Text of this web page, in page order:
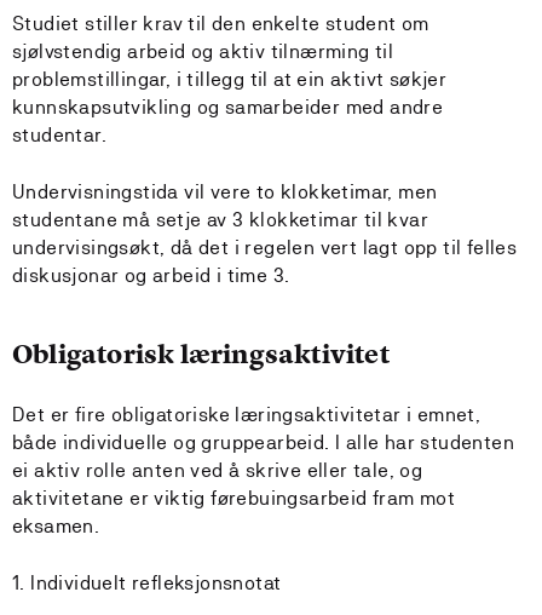
Studiet stiller krav til den enkelte student om
sjølvstendig arbeid og aktiv tilnærming til
problemstillingar, i tillegg til at ein aktivt søkjer
kunnskapsutvikling og samarbeider med andre
studentar.
Undervisningstida vil vere to klokketimar, men
studentane må setje av 3 klokketimar til kvar
undervisingsøkt, då det i regelen vert lagt opp til felles
diskusjonar og arbeid i time 3.
Obligatorisk læringsaktivitet
Det er fire obligatoriske læringsaktivitetar i emnet,
både individuelle og gruppearbeid. I alle har studenten
ei aktiv rolle anten ved å skrive eller tale, og
aktivitetane er viktig førebuingsarbeid fram mot
eksamen.
1. Individuelt refleksjonsnotat